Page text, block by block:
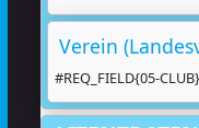
Verein
#REQ_FIELD{05-CLUB}